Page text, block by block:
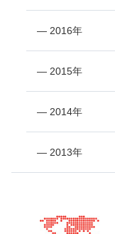
― 2016年
― 2015年
― 2014年
― 2013年